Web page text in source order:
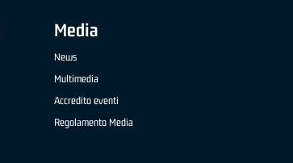
Media
News
Multimedia
Accredito eventi
Regolamento Media